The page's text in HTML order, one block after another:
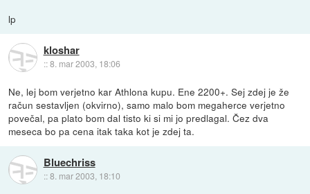
lp
kloshar
::8. mar 2003, 18:06
Ne, lej bom verjetno kar Athlona kupu. Ene 2200+. Sej zdej je že
račun sestavljen (okvirno), samo malo bom megaherce verjetno
povečal, pa plato bom dal tisto ki si mi jo predlagal. Čez dva
meseca bo pa cena itak taka kot je zdej ta.
Bluechriss
::8. mar 2003, 18:10